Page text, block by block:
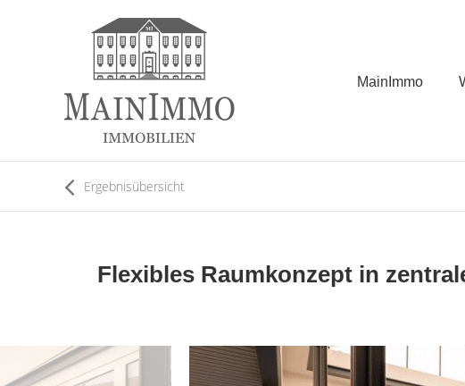
MainImmo
Ergebnisübersicht
Flexibles Raumkonzept in